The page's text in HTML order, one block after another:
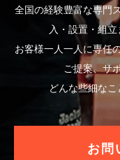
全国の経験豊富な専門
入・設置・組
お客様一人一人に専任
ご提案、サ
どんな些細なこ
お問